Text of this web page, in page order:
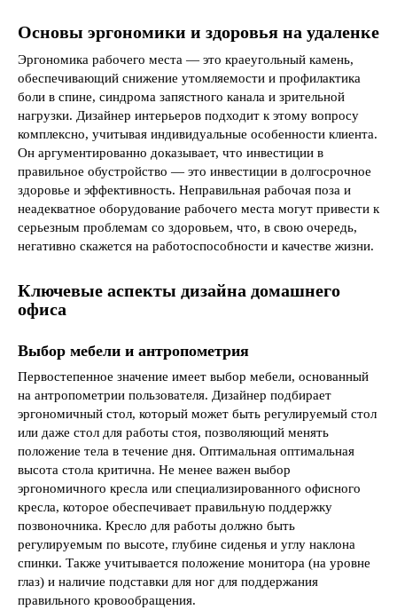
Основы эргономики и здоровья на удаленке
Эргономика рабочего места — это краеугольный камень,
обеспечивающий снижение утомляемости и профилактика
боли в спине, синдрома запястного канала и зрительной
нагрузки. Дизайнер интерьеров подходит к этому вопросу
комплексно, учитывая индивидуальные особенности клиента.
Он аргументированно доказывает, что инвестиции в
правильное обустройство — это инвестиции в долгосрочное
здоровье и эффективность. Неправильная рабочая поза и
неадекватное оборудование рабочего места могут привести к
серьезным проблемам со здоровьем, что, в свою очередь,
негативно скажется на работоспособности и качестве жизни.
Ключевые аспекты дизайна домашнего
офиса
Выбор мебели и антропометрия
Первостепенное значение имеет выбор мебели, основанный
на антропометрии пользователя. Дизайнер подбирает
эргономичный стол, который может быть регулируемый стол
или даже стол для работы стоя, позволяющий менять
положение тела в течение дня. Оптимальная оптимальная
высота стола критична. Не менее важен выбор
эргономичного кресла или специализированного офисного
кресла, которое обеспечивает правильную поддержку
позвоночника. Кресло для работы должно быть
регулируемым по высоте, глубине сиденья и углу наклона
спинки. Также учитывается положение монитора (на уровне
глаз) и наличие подставки для ног для поддержания
правильного кровообращения.